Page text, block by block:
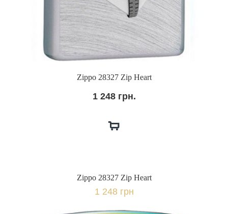
Zippo 28327 Zip Heart
1 248 грн.
Zippo 28327 Zip Heart
1 248 грн